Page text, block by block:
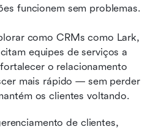
funcionem sem problemas.
como CRMs como Lark,
equipes de serviços a
o relacionamento
mais rápido — sem perder
os clientes voltando.
de clientes,
de CRM em